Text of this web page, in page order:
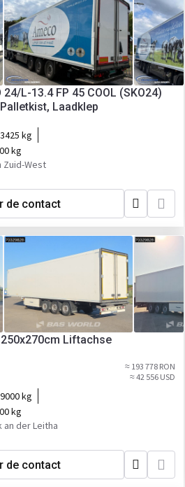
L-13.4 FP 45 COOL (SKO24)
Laadklep
kg
kg
Zuid-West
de contact
Liftachse
≈ 193 778 RON
≈ 42 556 USD
kg
kg
an der Leitha
de contact